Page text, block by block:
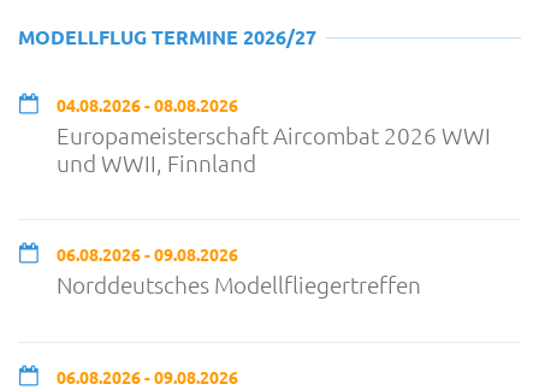
MODELLFLUG TERMINE 2026/27
04.08.2026 - 08.08.2026
Europameisterschaft Aircombat 2026 WWI
und WWII, Finnland
06.08.2026 - 09.08.2026
Norddeutsches Modellfliegertreffen
06.08.2026 - 09.08.2026